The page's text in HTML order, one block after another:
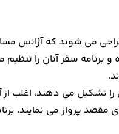
می شوند که آژانس
سفر آنان را تنظیم
را تشکیل می دهند، اغلب
پرواز می نمایند.